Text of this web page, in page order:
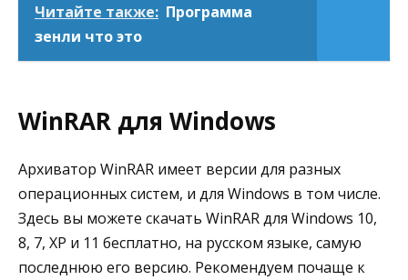
Читайте также: Программа
зенли что это
WinRAR для Windows
Архиватор WinRAR имеет версии для разных
операционных систем, и для Windows в том числе.
Здесь вы можете скачать WinRAR для Windows 10,
8, 7, XP и 11 бесплатно, на русском языке, самую
последнюю его версию. Рекомендуем почаще к